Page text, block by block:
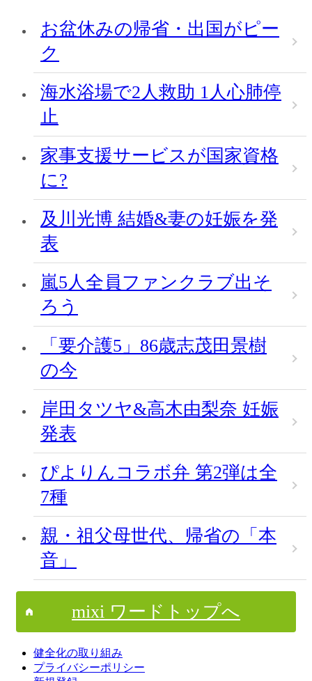
お盆休みの帰省・出国がピー
ク
海水浴場で2人救助 1人心肺停
止
家事支援サービスが国家資格
に?
及川光博 結婚&妻の妊娠を発
表
嵐5人全員ファンクラブ出そ
ろう
「要介護5」86歳志茂田景樹
の今
岸田タツヤ&高木由梨奈 妊娠
発表
ぴよりんコラボ弁 第2弾は全
7種
親・祖父母世代、帰省の「本
音」
mixi ワードトップへ
健全化の取り組み
プライバシーポリシー